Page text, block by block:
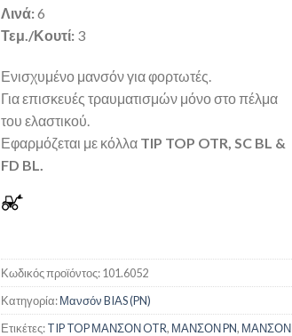
Λινά:6
Τεμ./Κουτί: 3
Ενισχυμένο μανσόν για φορτωτές.
Για επισκευές τραυματισμών μόνο στο πέλμα
του ελαστικού.
Εφαρμόζεται με κόλλα TIP TOP OTR, SC BL &
FD BL.
Κωδικός προϊόντος:101.6052
Κατηγορία:Μανσόν BIAS (PN)
Ετικέτες:TIP TOP ΜΑΝΣΟΝ OTR, ΜΑΝΣΟΝ PN, ΜΑΝΣΟΝ